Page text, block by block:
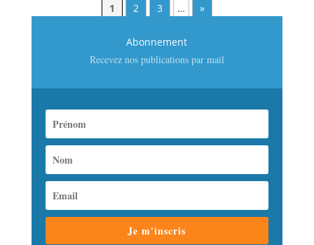
1 2 3 … »
Abonnement
Recevez nos publications par mail
Je m'inscris